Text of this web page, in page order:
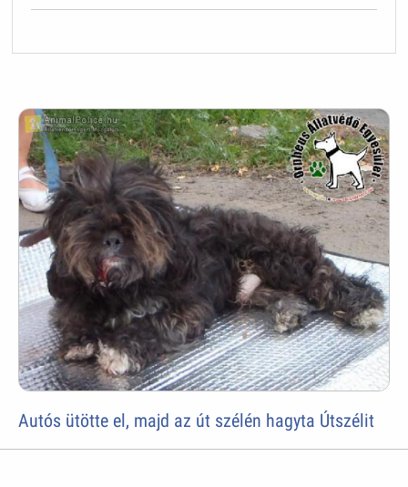
Autós ütötte el, majd az út szélén hagyta Útszélit